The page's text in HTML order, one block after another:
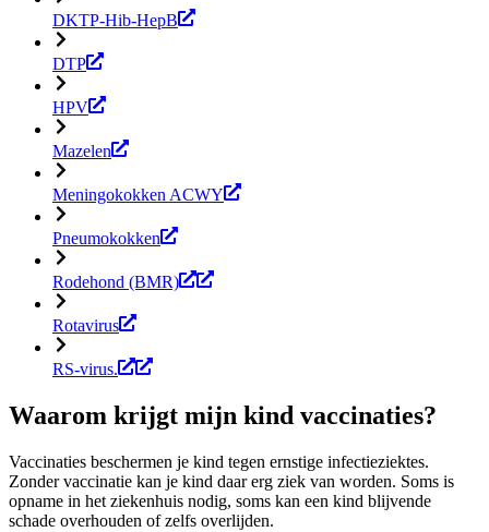
DKTP-Hib-HepB
DTP
HPV
Mazelen
Meningokokken ACWY
Pneumokokken
Rodehond (BMR)
Rotavirus
RS-virus.
Waarom krijgt mijn kind vaccinaties?
Vaccinaties beschermen je kind tegen ernstige infectieziektes.
Zonder vaccinatie kan je kind daar erg ziek van worden. Soms is
opname in het ziekenhuis nodig, soms kan een kind blijvende
schade overhouden of zelfs overlijden.